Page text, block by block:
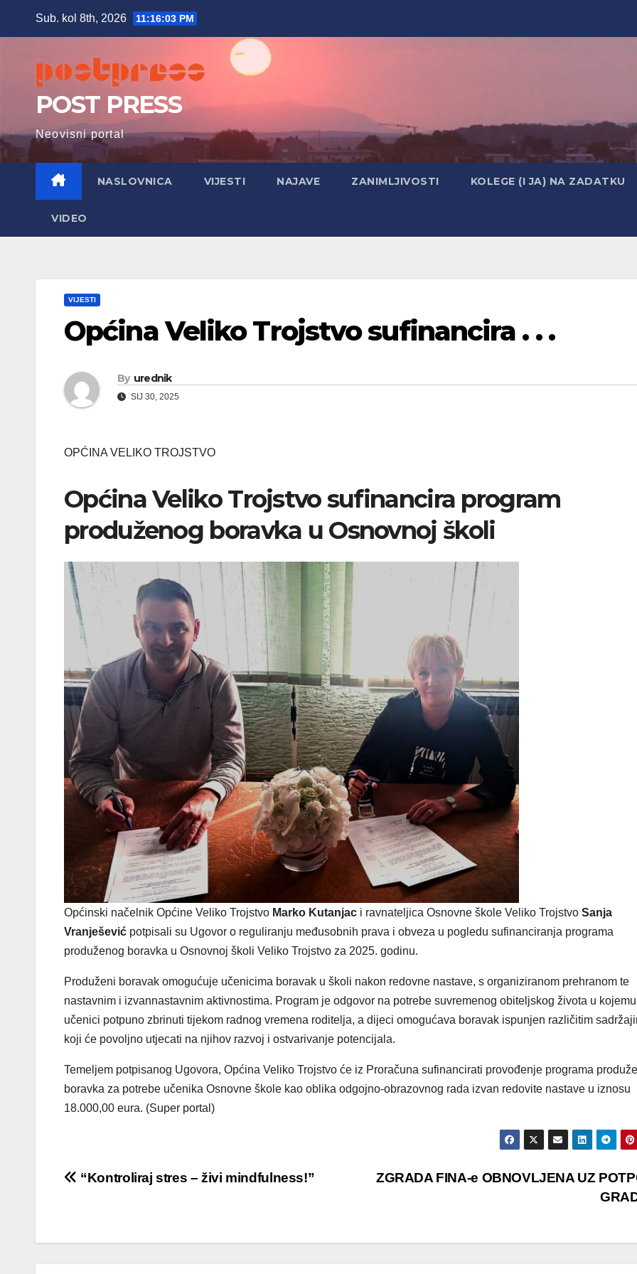
Sub. kol 8th, 2026 11:16:04 PM
POST PRESS
Neovisni portal
NASLOVNICA VIJESTI NAJAVE ZANIMLJIVOSTI KOLEGE (I JA) NA ZADATKU
VIDEO
VIJESTI
Općina Veliko Trojstvo sufinancira . . .
By urednik
SIJ 30, 2025
OPĆINA VELIKO TROJSTVO
Općina Veliko Trojstvo sufinancira program
produženog boravka u Osnovnoj školi
Općinski načelnik Općine Veliko Trojstvo Marko Kutanjac i ravnateljica Osnovne škole Veliko Trojstvo Sanja
Vranješević potpisali su Ugovor o reguliranju međusobnih prava i obveza u pogledu sufinanciranja programa
produženog boravka u Osnovnoj školi Veliko Trojstvo za 2025. godinu.
Produženi boravak omogućuje učenicima boravak u školi nakon redovne nastave, s organiziranom prehranom te
nastavnim i izvannastavnim aktivnostima. Program je odgovor na potrebe suvremenog obiteljskog života u
učenici potpuno zbrinuti tijekom radnog vremena roditelja, a dijeci omogućava boravak ispunjen različitim
koji će povoljno utjecati na njihov razvoj i ostvarivanje potencijala.
Temeljem potpisanog Ugovora, Općina Veliko Trojstvo će iz Proračuna sufinancirati provođenje programa
boravka za potrebe učenika Osnovne škole kao oblika odgojno-obrazovnog rada izvan redovite nastave u iznosu
18.000,00 eura. (Super portal)
Navigacija
ZGRADA FINA-e OBNOVLJENA UZ
“Kontroliraj stres – živi mindfulness!”